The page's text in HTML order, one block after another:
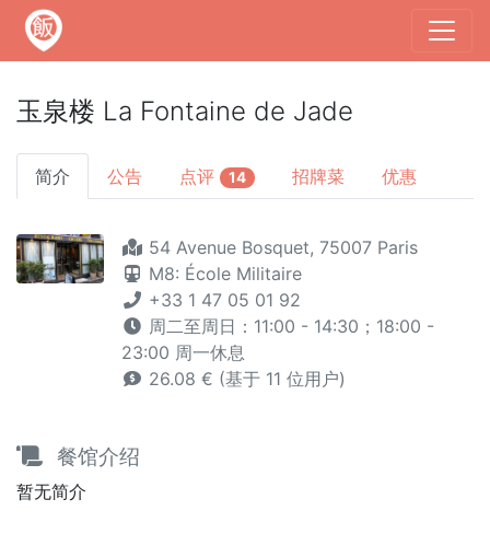
玉泉楼 La Fontaine de Jade
简介 公告 点评 14 招牌菜 优惠
54 Avenue Bosquet, 75007 Paris
M8: École Militaire
+33 1 47 05 01 92
周二至周日：11:00 - 14:30；18:00 -
23:00 周一休息
26.08 € (基于 11 位用户)
餐馆介绍
暂无简介